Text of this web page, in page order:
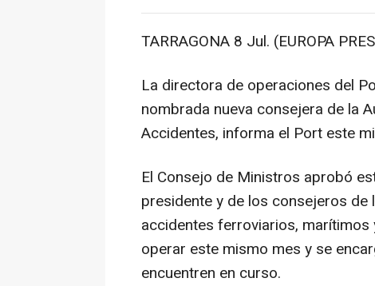
TARRAGONA 8 Jul. (EUROPA
La directora de operaciones del
nombrada nueva consejera de la
Accidentes, informa el Port este
El Consejo de Ministros aprobó
presidente y de los consejeros
accidentes ferroviarios, marítimos
operar este mismo mes y se
encuentren en curso.